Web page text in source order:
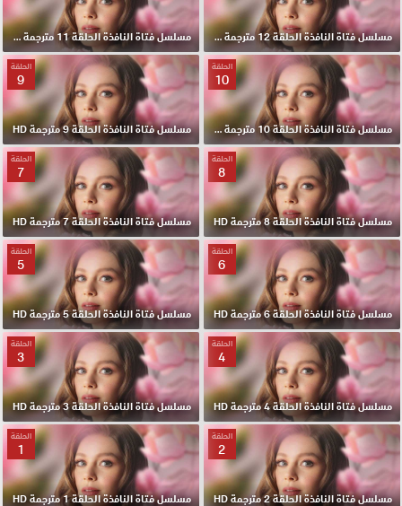
مسلسل فتاة النافذة الحلقة 12 مترجمة HD مسلسل فتاة النافذة الحلقة 11 مترجمة HD
الحلقة
10
مسلسل فتاة النافذة الحلقة 10 مترجمة HD
الحلقة
9
مسلسل فتاة النافذة الحلقة 9 مترجمة HD
الحلقة
8
مسلسل فتاة النافذة الحلقة 8 مترجمة HD
الحلقة
7
مسلسل فتاة النافذة الحلقة 7 مترجمة HD
الحلقة
6
مسلسل فتاة النافذة الحلقة 6 مترجمة HD
الحلقة
5
مسلسل فتاة النافذة الحلقة 5 مترجمة HD
الحلقة
4
مسلسل فتاة النافذة الحلقة 4 مترجمة HD
الحلقة
3
مسلسل فتاة النافذة الحلقة 3 مترجمة HD
الحلقة
2
مسلسل فتاة النافذة الحلقة 2 مترجمة HD
الحلقة
1
مسلسل فتاة النافذة الحلقة 1 مترجمة HD